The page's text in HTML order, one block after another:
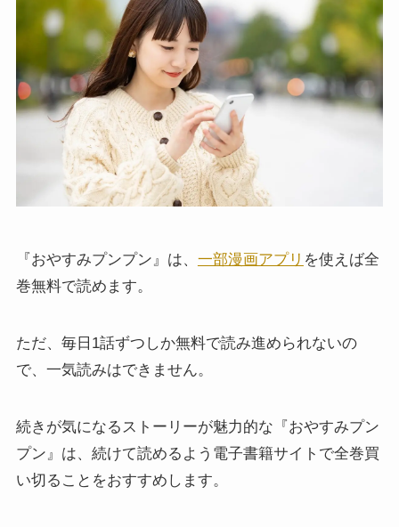
『おやすみプンプン』は、 一部漫画アプリ を使えば全
巻無料で読めます。
ただ、毎日1話ずつしか無料で読み進められないの
で、一気読みはできません。
続きが気になるストーリーが魅力的な『おやすみプン
プン』は、続けて読めるよう電子書籍サイトで全巻買
い切ることをおすすめします。